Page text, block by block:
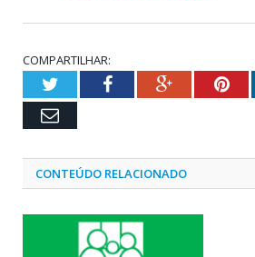
COMPARTILHAR:
TwitterFacebookGoogle+
Email
CONTEÚDO RELACIONADO